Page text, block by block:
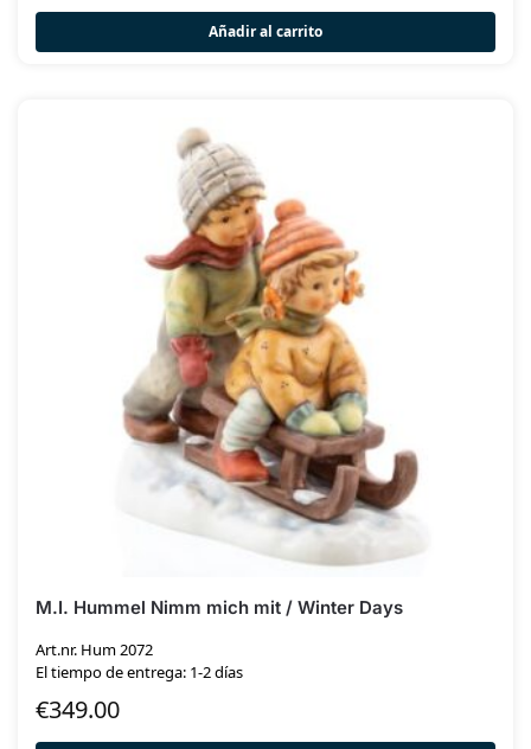
Añadir al carrito
M.I. Hummel Nimm mich mit / Winter Days
Art.nr. Hum 2072
El tiempo de entrega: 1-2 días
€349.00